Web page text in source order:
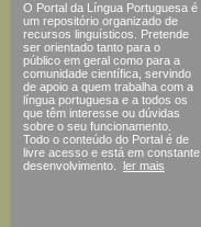
O Portal da Língua Portuguesa é
um repositório organizado de
recursos linguísticos. Pretende
ser orientado tanto para o
público em geral como para a
comunidade científica, servindo
de apoio a quem trabalha com a
língua portuguesa e a todos os
que têm interesse ou dúvidas
sobre o seu funcionamento.
Todo o conteúdo do Portal é de
livre acesso e está em constante
desenvolvimento.
ler mais